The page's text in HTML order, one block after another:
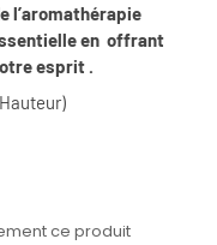
l’aromathérapie
en offrant
esprit .
ce produit